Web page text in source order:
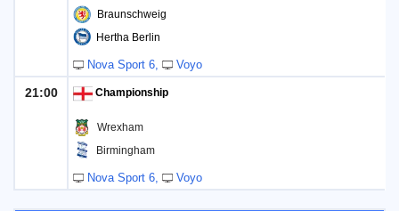
Braunschweig
Hertha Berlin
Nova Sport 6 Voyo
21:00 Championship
Wrexham
Birmingham
Nova Sport 6 Voyo